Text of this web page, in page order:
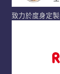
致力於度身定